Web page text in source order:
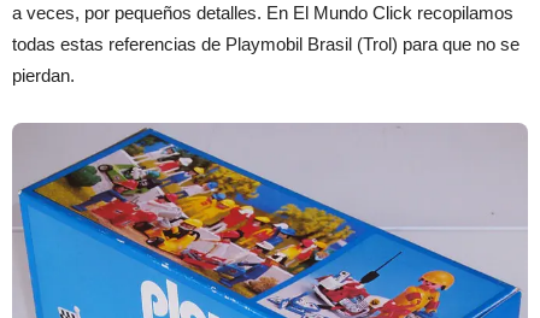
a veces, por pequeños detalles. En El Mundo Click recopilamos
todas estas referencias de Playmobil Brasil (Trol) para que no se
pierdan.